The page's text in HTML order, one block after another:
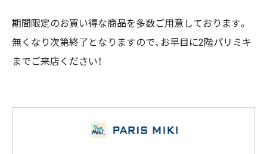
期間限定のお買い得な商品を多数ご用意しております。
無くなり次第終了となりますので、お早目に2階パリミキ
までご来店ください！